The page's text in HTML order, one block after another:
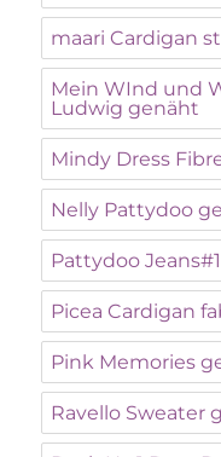
maari Cardigan
Mein WInd und
Ludwig genäht
Mindy Dress
Nelly Pattydoo
Pattydoo
Picea Cardigan
Pink Memories
Ravello Sweater